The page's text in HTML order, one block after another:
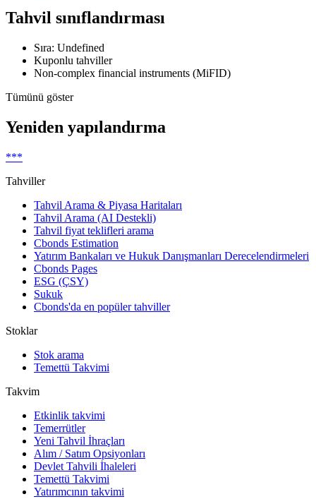
Tahvil sınıflandırması
Sıra: Undefined
Kuponlu tahviller
Non-complex financial instruments (MiFID)
Tümünü göster
Yeniden yapılandırma
***
Tahviller
Tahvil Arama & Piyasa Haritaları
Tahvil Arama (AI Destekli)
Tahvil fiyat teklifleri arama
Cbonds Estimation
Yatırım Bankaları ve Hukuk Danışmanları Derecelendirmeleri
Cbonds Pages
ESG (ÇSY)
Sukuk
Cbonds'da en popüler tahviller
Stoklar
Stok arama
Temettü Takvimi
Takvim
Etkinlik takvimi
Temerrütler
Yeni Tahvil İhraçları
Alım / Satım Opsiyonları
Devlet Tahvili İhaleleri
Temettü Takvimi
Yatırımcının takvimi